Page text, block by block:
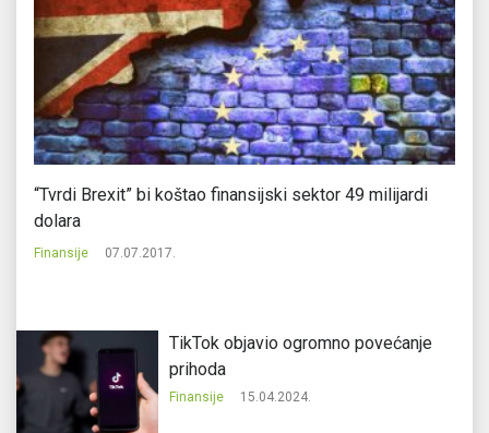
“Tvrdi Brexit” bi koštao finansijski sektor 49 milijardi
dolara
Finansije 07.07.2017.
TikTok objavio ogromno povećanje
prihoda
Finansije 15.04.2024.